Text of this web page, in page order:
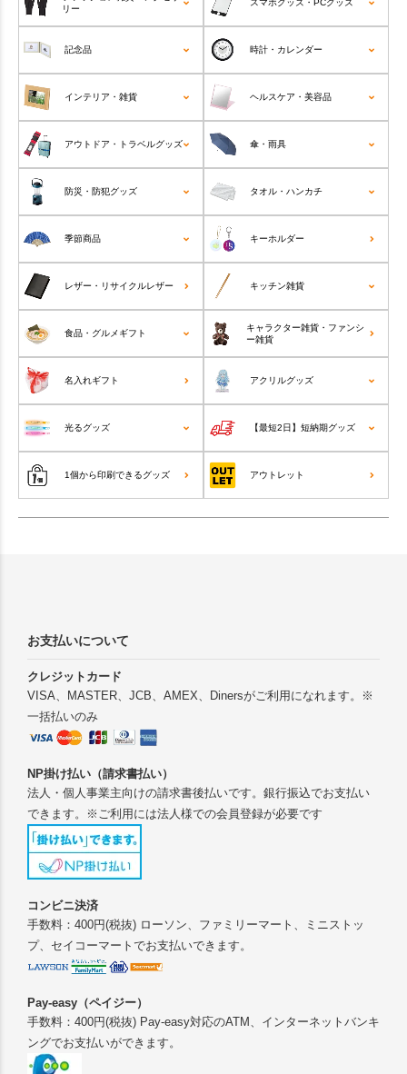
リー
スマホグッズ・PCグッズ
記念品 時計・カレンダー
インテリア・雑貨 ヘルスケア・美容品
アウトドア・トラベルグッズ 傘・雨具
防災・防犯グッズ タオル・ハンカチ
季節商品 キーホルダー
レザー・リサイクルレザー キッチン雑貨
食品・グルメギフト
キャラクター雑貨・ファンシ
ー雑貨
名入れギフト アクリルグッズ
光るグッズ 【最短2日】短納期グッズ
1個から印刷できるグッズ アウトレット
お支払いについて
クレジットカード
VISA、MASTER、JCB、AMEX、Dinersがご利用になれます。※
一括払いのみ
NP掛け払い（請求書払い）
法人・個人事業主向けの請求書後払いです。銀行振込でお支払い
できます。※ご利用には法人様での会員登録が必要です
コンビニ決済
手数料：400円(税抜) ローソン、ファミリーマート、ミニストッ
プ、セイコーマートでお支払いできます。
Pay-easy（ペイジー）
手数料：400円(税抜) Pay-easy対応のATM、インターネットバンキ
ングでお支払いができます。